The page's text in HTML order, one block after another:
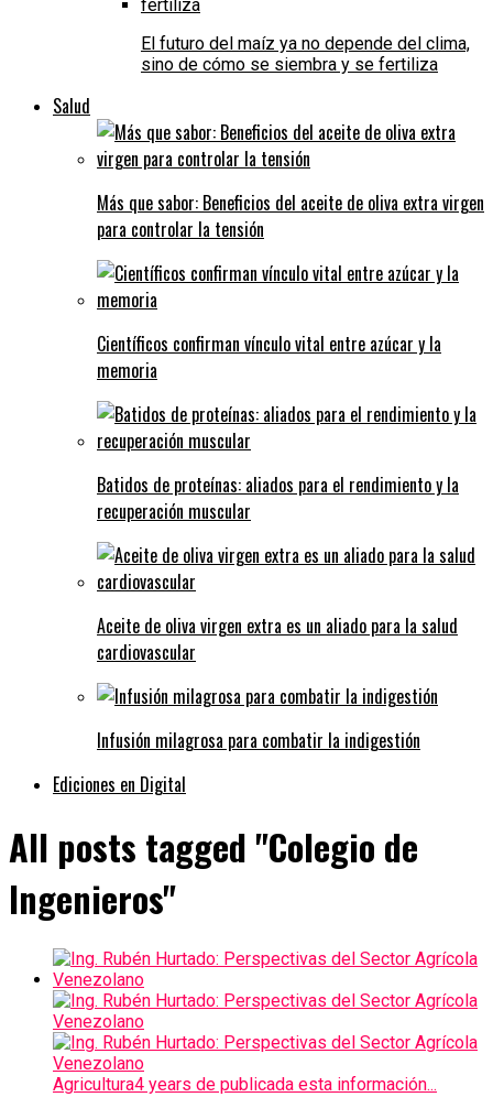
El futuro del maíz ya no depende del clima,
sino de cómo se siembra y se fertiliza
Salud
Más que sabor: Beneficios del aceite de oliva extra virgen
para controlar la tensión
Científicos confirman vínculo vital entre azúcar y la
memoria
Batidos de proteínas: aliados para el rendimiento y la
recuperación muscular
Aceite de oliva virgen extra es un aliado para la salud
cardiovascular
Infusión milagrosa para combatir la indigestión
Ediciones en Digital
All posts tagged "Colegio de
Ingenieros"
Agricultura4 years de publicada esta información...